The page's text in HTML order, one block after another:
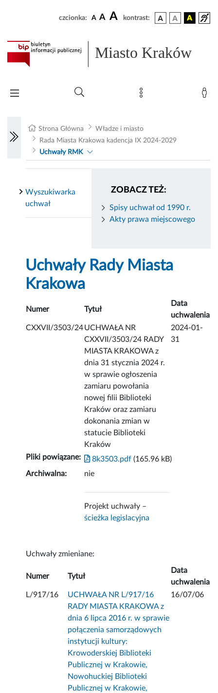
czcionka: A A A kontrast:
Miasto Kraków
Strona Główna
Władze i miasto
Rada Miasta Krakowa kadencja IX 2024-2029
Uchwały RMK
ZOBACZ TEŻ:
Spisy uchwał od 1990 r.
Akty prawa miejscowego
Wyszukiwarka
uchwał
Uchwały Rady Miasta
Krakowa
Numer Tytuł
Data
uchwalenia
CXXVII/3503/24UCHWAŁA NR
CXXVII/3503/24 RADY
MIASTA KRAKOWA z
dnia 31 stycznia 2024 r.
w sprawie ogłoszenia
zamiaru powołania
nowej filii Biblioteki
Kraków oraz zamiaru
dokonania zmian w
statucie Biblioteki
Kraków
2024-01-
31
Pliki powiązane: 8k3503.pdf (165.96 kB)
Archiwalna:
nie
Projekt uchwały –
ścieżka legislacyjna
Uchwały zmieniane:
Numer Tytuł
Data
uchwalenia
L/917/16
UCHWAŁA NR L/917/16
RADY MIASTA KRAKOWA z
dnia 6 lipca 2016 r. w sprawie
połączenia samorządowych
instytucji kultury:
Krowoderskiej Biblioteki
Publicznej w Krakowie,
Nowohuckiej Biblioteki
Publicznej w Krakowie,
16/07/06